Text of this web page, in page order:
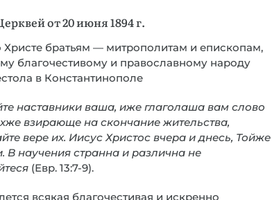
от 20 июня 1894 г.
братьям — митрополитам и епископам,
благочестивому и православному народу
в Константинополе
наставники ваша, иже глаголаша вам слово
взирающе на скончание жительства,
вере их. Иисус Христос вчера и днесь, Тойже
В научения странна и различна не
(Евр. 13:7-9).
всякая благочестивая и искренно